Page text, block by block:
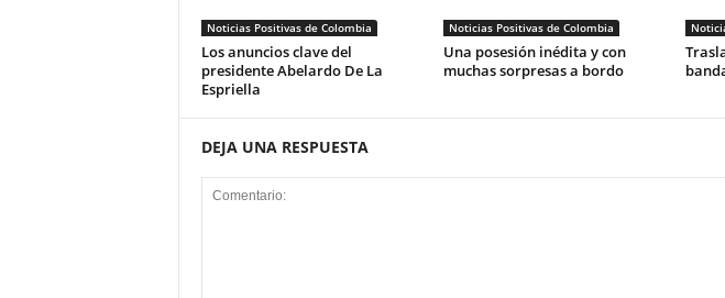
Noticias Positivas de Colombia
Los anuncios clave del
presidente Abelardo De La
Espriella
Noticias Positivas de Colombia
Una posesión inédita y con
muchas sorpresas a bordo
DEJA UNA RESPUESTA